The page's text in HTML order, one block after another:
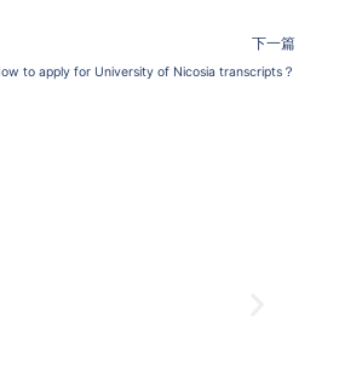
下一篇
to apply for University of Nicosia transcripts？